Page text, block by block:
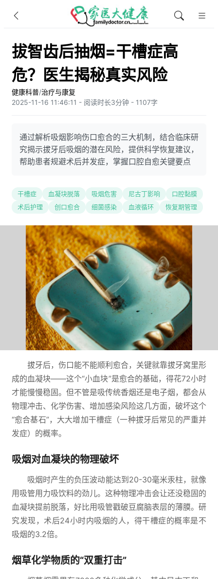
拔智齿后抽烟=干槽症高
危？医生揭秘真实风险
健康科普/治疗与康复
2025-11-16 11:46:11 - 阅读时长3分钟 - 1107字
通过解析吸烟影响伤口愈合的三大机制，结合临床研
究揭示拔牙后吸烟的潜在风险，提供科学恢复建议，
帮助患者规避术后并发症，掌握口腔自愈关键要点
干槽症 血凝块脱落 吸烟危害 尼古丁影响
口腔黏膜
术后护理
创口愈合 细菌感染 血液循环 恢复期管理
拔牙后，伤口能不能顺利愈合，关键就靠拔牙窝里形
成的血凝块——这个“小血块”是愈合的基础，得花72小时
才能慢慢稳固。但不管是吸传统香烟还是电子烟，都会从
物理冲击、化学伤害、增加感染风险这几方面，破坏这个
“愈合基石”，大大增加干槽症（一种拔牙后常见的严重并
发症）的概率。
吸烟对血凝块的物理破坏
吸烟时产生的负压波动能达到20-30毫米汞柱，就像
用吸管用力吸饮料的劲儿。这种物理冲击会让还没稳固的
血凝块提前脱落，好比用吸管戳破豆腐脑表层的薄膜。研
究发现，术后24小时内吸烟的人，得干槽症的概率是不
吸烟的3.2倍。
烟草化学物质的“双重打击”